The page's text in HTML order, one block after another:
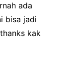
ada
bisa jadi
kak